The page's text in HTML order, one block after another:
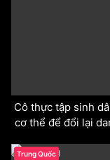
Cô thực tập sinh
cơ thể để đổi lại
Trung Quốc
odd